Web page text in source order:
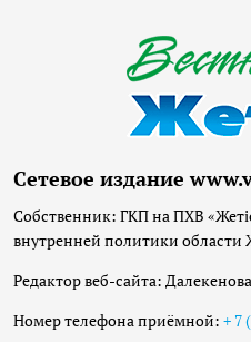
Сетевое издание
Собственник: ГКП на ПХВ
внутренней политики области
Редактор веб-сайта:
Номер телефона приёмной: + 7